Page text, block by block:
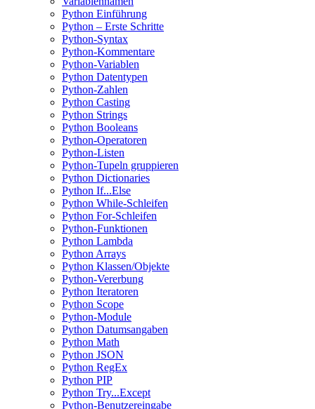
Python Einführung
Python – Erste Schritte
Python-Syntax
Python-Kommentare
Python-Variablen
Python Datentypen
Python-Zahlen
Python Casting
Python Strings
Python Booleans
Python-Operatoren
Python-Listen
Python-Tupeln gruppieren
Python Dictionaries
Python If...Else
Python While-Schleifen
Python For-Schleifen
Python-Funktionen
Python Lambda
Python Arrays
Python Klassen/Objekte
Python-Vererbung
Python Iteratoren
Python Scope
Python-Module
Python Datumsangaben
Python Math
Python JSON
Python RegEx
Python PIP
Python Try...Except
Python-Benutzereingabe